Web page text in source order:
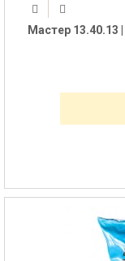
Мастер 13.40.13